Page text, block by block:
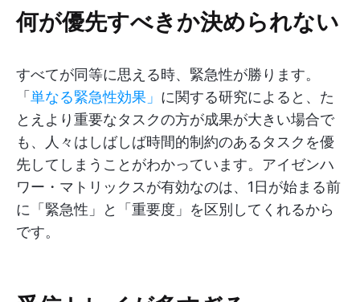
何が優先すべきか決められない
すべてが同等に思える時、緊急性が勝ります。
「 単なる緊急性効果」 に関する研究によると、た
とえより重要なタスクの方が成果が大きい場合で
も、人々はしばしば時間的制約のあるタスクを優
先してしまうことがわかっています。アイゼンハ
ワー・マトリックスが有効なのは、1日が始まる前
に「緊急性」と「重要度」を区別してくれるから
です。